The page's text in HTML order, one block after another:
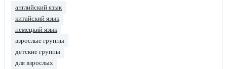
английский язык
китайский язык
немецкий язык
взрослые группы
детские группы
для взрослых